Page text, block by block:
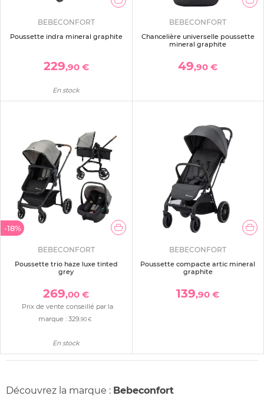
BEBECONFORT
Poussette indra mineral graphite
229,90 €
En stock
BEBECONFORT
Chancelière universelle poussette
mineral graphite
49,90 €
-18%
BEBECONFORT
Poussette trio haze luxe tinted
grey
269,00 €
Prix de vente conseillé par la
marque : 329 ,90 €
En stock
BEBECONFORT
Poussette compacte artic mineral
graphite
139,90 €
Découvrez la marque : Bebeconfort